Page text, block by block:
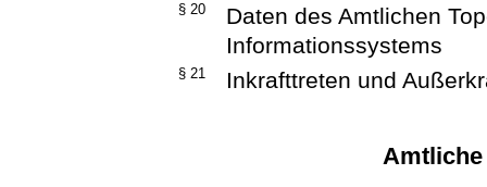
§ 20
Daten des Amtlichen
Informationssystems
§ 21 Inkrafttreten und
Amtliche